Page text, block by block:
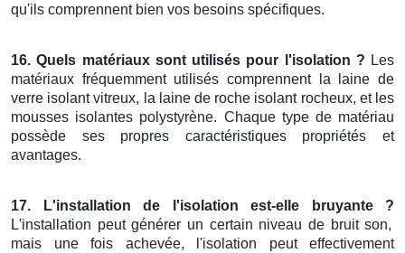
qu'ils comprennent bien vos besoins spécifiques.
16. Quels matériaux sont utilisés pour l'isolation ? Les
matériaux fréquemment utilisés comprennent la laine de
verre isolant vitreux, la laine de roche isolant rocheux, et les
mousses isolantes polystyrène. Chaque type de matériau
possède ses propres caractéristiques propriétés et
avantages.
17. L'installation de l'isolation est-elle bruyante ?
L'installation peut générer un certain niveau de bruit son,
mais une fois achevée, l'isolation peut effectivement